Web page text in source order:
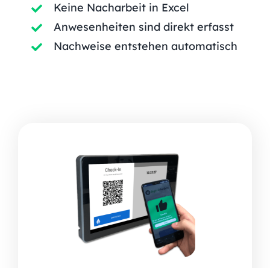
Keine Nacharbeit in Excel
Anwesenheiten sind direkt erfasst
Nachweise entstehen automatisch